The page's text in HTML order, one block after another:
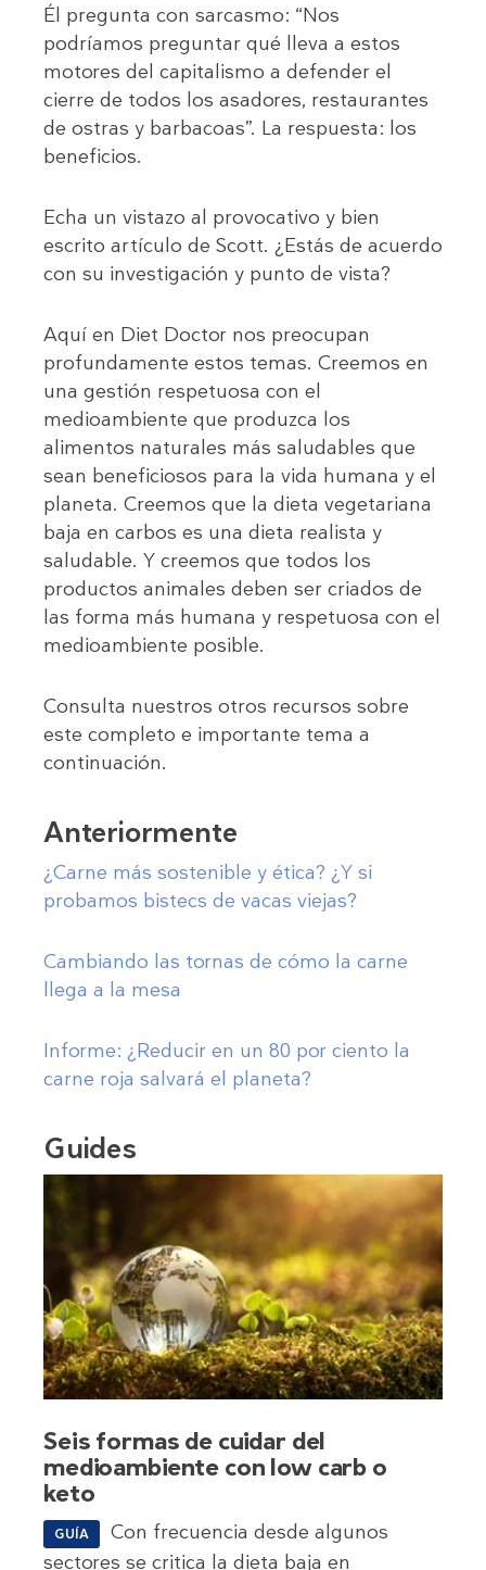
Él pregunta con sarcasmo: “Nos
podríamos preguntar qué lleva a estos
motores del capitalismo a defender el
cierre de todos los asadores, restaurantes
de ostras y barbacoas”. La respuesta: los
beneficios.
Echa un vistazo al provocativo y bien
escrito artículo de Scott. ¿Estás de acuerdo
con su investigación y punto de vista?
Aquí en Diet Doctor nos preocupan
profundamente estos temas. Creemos en
una gestión respetuosa con el
medioambiente que produzca los
alimentos naturales más saludables que
sean beneficiosos para la vida humana y el
planeta. Creemos que la dieta vegetariana
baja en carbos es una dieta realista y
saludable. Y creemos que todos los
productos animales deben ser criados de
las forma más humana y respetuosa con el
medioambiente posible.
Consulta nuestros otros recursos sobre
este completo e importante tema a
continuación.
Anteriormente
¿Carne más sostenible y ética? ¿Y si
probamos bistecs de vacas viejas?
Cambiando las tornas de cómo la carne
llega a la mesa
Informe: ¿Reducir en un 80 por ciento la
carne roja salvará el planeta?
Guides
Seis formas de cuidar del
medioambiente con low carb o
keto
GUÍA
Con frecuencia desde algunos
sectores se critica la dieta baja en